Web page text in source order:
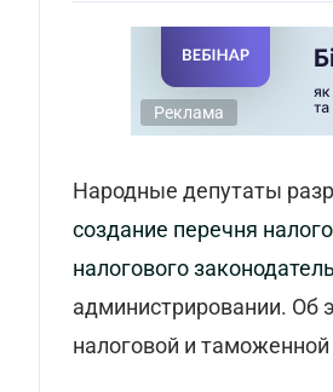
Реклама
Народные депутаты
создание перечня
налогового
администрировании. Об
налоговой и